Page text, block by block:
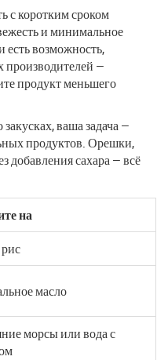
с коротким сроком
и минимальное
есть возможность,
производителей —
продукт меньшего
ваша задача —
продуктов. Орешки,
добавления сахара — всё
на
масло
морсы или вода с